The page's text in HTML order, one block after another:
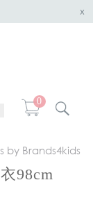
x
0
by Brands4kids
98cm